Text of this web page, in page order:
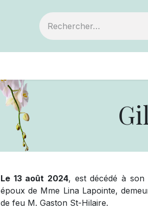
Le 13 août 2024, est décédé à son
époux de Mme Lina Lapointe,
de feu M. Gaston St-Hilaire.